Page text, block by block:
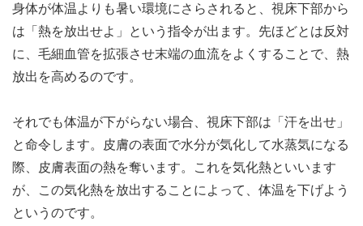
身体が体温よりも暑い環境にさらされると、視床下部から
は「熱を放出せよ」という指令が出ます。先ほどとは反対
に、毛細血管を拡張させ末端の血流をよくすることで、熱
放出を高めるのです。
それでも体温が下がらない場合、視床下部は「汗を出せ」
と命令します。皮膚の表面で水分が気化して水蒸気になる
際、皮膚表面の熱を奪います。これを気化熱といいます
が、この気化熱を放出することによって、体温を下げよう
というのです。